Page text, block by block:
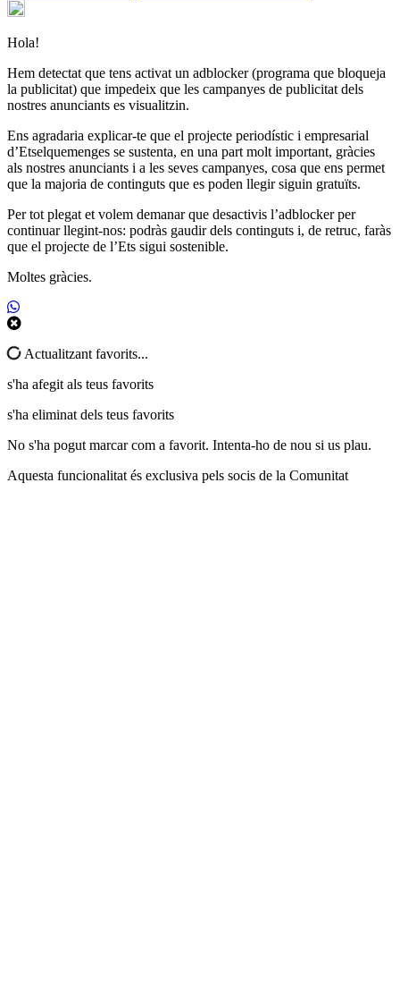
Hola!
Hem detectat que tens activat un adblocker (programa que bloqueja
la publicitat) que impedeix que les campanyes de publicitat dels
nostres anunciants es visualitzin.
Ens agradaria explicar-te que el projecte periodístic i empresarial
d’Etselquemenges se sustenta, en una part molt important, gràcies
als nostres anunciants i a les seves campanyes, cosa que ens permet
que la majoria de continguts que es poden llegir siguin gratuïts.
Per tot plegat et volem demanar que desactivis l’adblocker per
continuar llegint-nos: podràs gaudir dels continguts i, de retruc, faràs
que el projecte de l’Ets sigui sostenible.
Moltes gràcies.
Actualitzant favorits...
s'ha afegit als teus favorits
s'ha eliminat dels teus favorits
No s'ha pogut marcar com a favorit. Intenta-ho de nou si us plau.
Aquesta funcionalitat és exclusiva pels socis de la Comunitat